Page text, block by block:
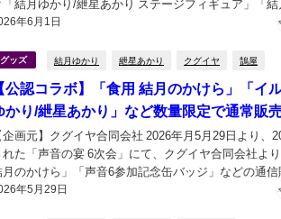
年6月1日
「結月ゆかり/紲星あかり ステージフィギュア」「結
タクルブロックコラボフィギュア」の受注販売が開
グッズ 結月ゆかり 紲星あかり クグイヤ 鵠屋
公認コラボ】「食用 結月のかけら」「イ
かり/紲星あかり」など数量限定で通常販
年5月29日
企画元】クグイヤ合同会社 2026年月5月29日より、
れた「声音の宴 6次会」にて、クグイヤ合同会社よ
月のかけら」「声音6参加記念缶バッジ」などの通信
。 ■追記：事後通販開始しました！声音の宴6次会イ